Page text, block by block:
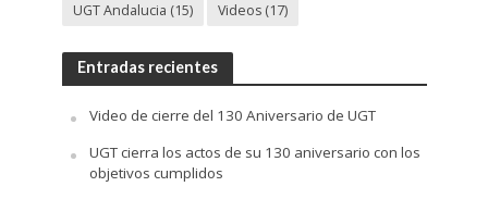
UGT Andalucia (15) Videos(17)
Entradas recientes
Video de cierre del 130 Aniversario de UGT
UGT cierra los actos de su 130 aniversario con los
objetivos cumplidos